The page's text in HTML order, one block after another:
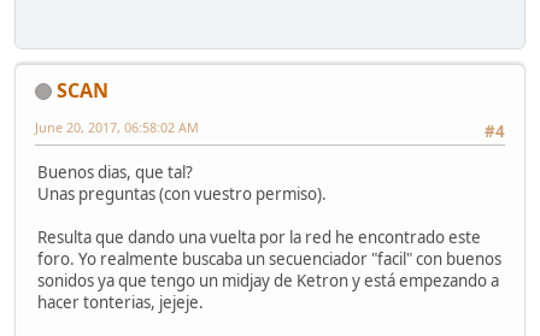
SCAN
#4
June 20, 2017, 06:58:02 AM
Buenos dias, que tal?
Unas preguntas (con vuestro permiso).
Resulta que dando una vuelta por la red he encontrado este
foro. Yo realmente buscaba un secuenciador "facil" con buenos
sonidos ya que tengo un midjay de Ketron y está empezando a
hacer tonterias, jejeje.